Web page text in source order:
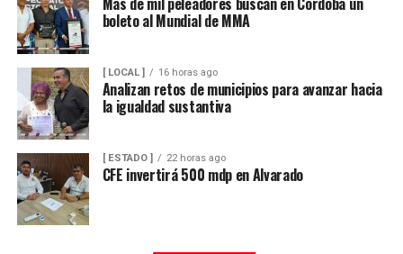
boleto al Mundial de MMA
[ LOCAL ] 16 horas ago
Analizan retos de municipios para avanzar hacia
la igualdad sustantiva
[ ESTADO ] 22 horas ago
CFE invertirá 500 mdp en Alvarado